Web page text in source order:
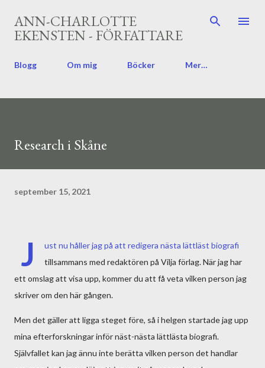
Fortsätt till huvudinnehåll
ANN-CHARLOTTE
EKENSTEN - FÖRFATTARE
Blogg Om mig Böcker Mer…
Research i Skåne
september 15, 2021
J
ust nu håller jag på att redigera nästa lättläst biografi
tillsammans med redaktören på Vilja förlag. När jag har
ett omslag att visa upp, kommer du att få veta vilken person jag
skriver om den här gången.
Men det gäller att ligga steget före, så i helgen startade jag upp
mina efterforskningar inför näst-nästa lättlästa biografi.
Självfallet kan jag ännu inte berätta vilken person det handlar